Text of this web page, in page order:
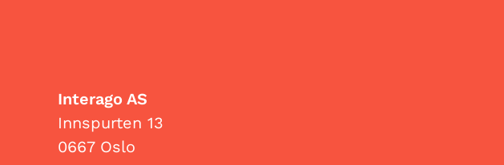
Interago AS
Innspurten 13
0667 Oslo